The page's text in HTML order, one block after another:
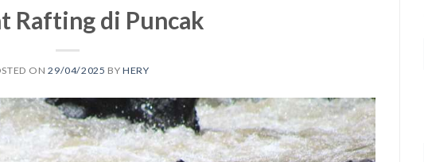
Rafting di Puncak
ON29/04/2025 BY HERY